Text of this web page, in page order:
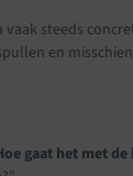
steeds
en
gaat het met de